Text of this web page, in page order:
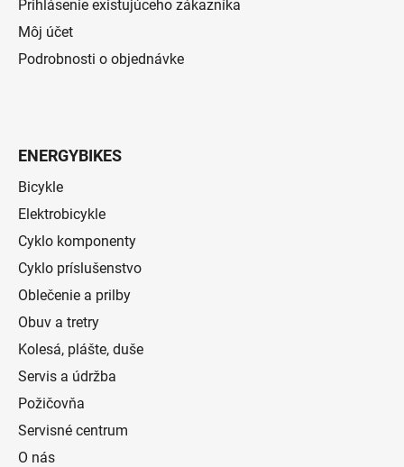
Prihlásenie existujúceho zákazníka
Môj účet
Podrobnosti o objednávke
ENERGYBIKES
Bicykle
Elektrobicykle
Cyklo komponenty
Cyklo príslušenstvo
Oblečenie a prilby
Obuv a tretry
Kolesá, plášte, duše
Servis a údržba
Požičovňa
Servisné centrum
O nás